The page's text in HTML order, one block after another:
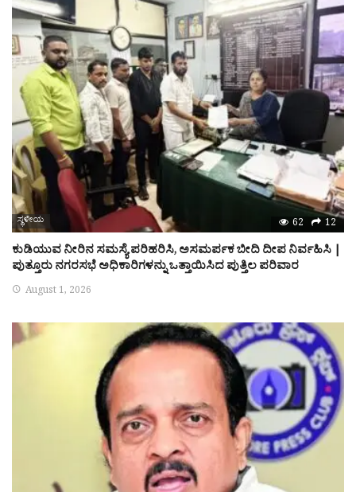
ಸ್ಥಳೀಯ 62 12
ಕುಡಿಯುವ ನೀರಿನ ಸಮಸ್ಯೆ ಪರಿಹರಿಸಿ, ಅಸಮರ್ಪಕ ಬೀದಿ ದೀಪ ನಿರ್ವಹಿಸಿ |
ಪುತ್ತೂರು ನಗರಸಭೆ ಅಧಿಕಾರಿಗಳನ್ನು ಒತ್ತಾಯಿಸಿದ ಪುತ್ತಿಲ ಪರಿವಾರ
August 1, 2026